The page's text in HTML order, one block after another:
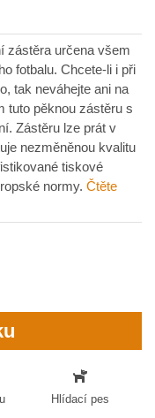
zástěra určena všem
fotbalu. Chcete-li i při
tak neváhejte ani na
tuto pěknou zástěru s
Zástěru lze prát v
nezměněnou kvalitu
tiskové
normy. Čtěte
Hlídací pes